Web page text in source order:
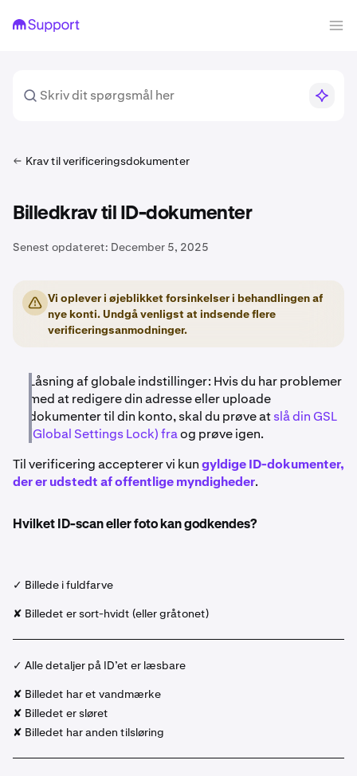
Krav til verificeringsdokumenter
Billedkrav til ID-dokumenter
Senest opdateret: December 5, 2025
Vi oplever i øjeblikket forsinkelser i behandlingen af
nye konti. Undgå venligst at indsende flere
verificeringsanmodninger.
Låsning af globale indstillinger: Hvis du har problemer
med at redigere din adresse eller uploade
dokumenter til din konto, skal du prøve atslå din GSL
(Global Settings Lock) fraog prøve igen.
Til verificering accepterer vi kungyldige ID-dokumenter,
der er udstedt af offentlige myndigheder.
Hvilket ID-scan eller foto kan godkendes?
✓ Billede i fuldfarve
✘ Billedet er sort-hvidt (eller gråtonet)
✓ Alle detaljer på ID’et er læsbare
✘ Billedet har et vandmærke
✘ Billedet er sløret
✘ Billedet har anden tilsløring